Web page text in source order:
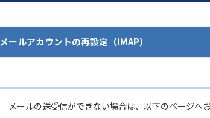
メールアカウントの再設定（IMAP）
メールの送受信ができない場合は、以下のページへ